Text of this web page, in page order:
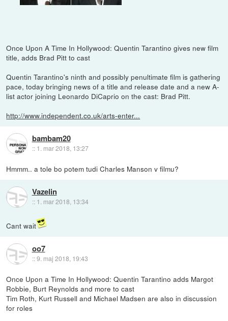
Once Upon A Time In Hollywood: Quentin Tarantino gives new film
title, adds Brad Pitt to cast
Quentin Tarantino's ninth and possibly penultimate film is gathering
pace, today bringing news of a title and release date and a new A-
list actor joining Leonardo DiCaprio on the cast: Brad Pitt.
http://www.independent.co.uk/arts-enter...
bambam20
:: 1. mar 2018, 13:27
Hmmm.. a tole bo potem tudi Charles Manson v filmu?
Vazelin
:: 1. mar 2018, 13:34
Cant wait
oo7
::9. maj 2018, 19:43
Once Upon a Time In Hollywood: Quentin Tarantino adds Margot
Robbie, Burt Reynolds and more to cast
Tim Roth, Kurt Russell and Michael Madsen are also in discussion
for roles